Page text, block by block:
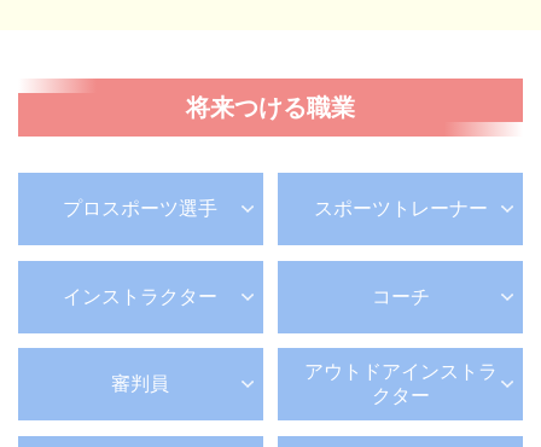
将来つける職業
プロスポーツ選手 スポーツトレーナー
インストラクター コーチ
審判員
アウトドアインストラ
クター